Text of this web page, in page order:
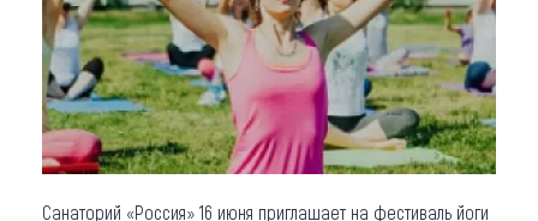
О регионе
Коллекция впечатлений
Другие рубрики
Санаторий «Россия» 16 июня приглашает на фестиваль йоги